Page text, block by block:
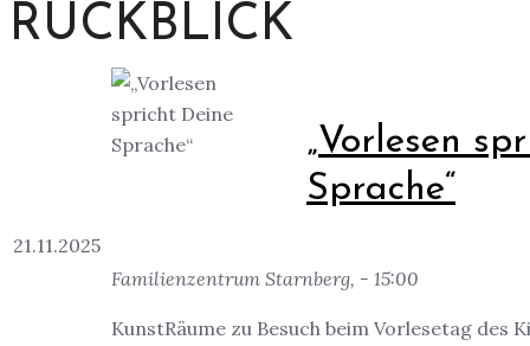
RÜCKBLICK
21.11.2025
„Vorlesen
Sprache“
Familienzentrum Starnberg, - 15:00
KunstRäume zu Besuch beim Vorlesetag des